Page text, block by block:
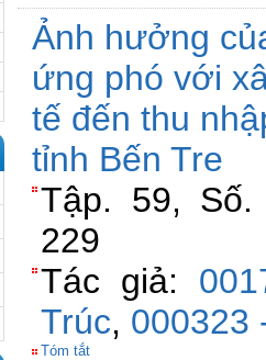
Ảnh hưởng
ứng phó với
tế đến thu
tỉnh Bến Tre
Tập. 59,
229
Tác giả:
Trúc, 000323
Tóm tắt